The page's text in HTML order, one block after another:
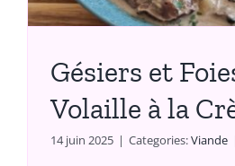
Gésiers et
Volaille à la
14 juin 2025 | Categories:Viande